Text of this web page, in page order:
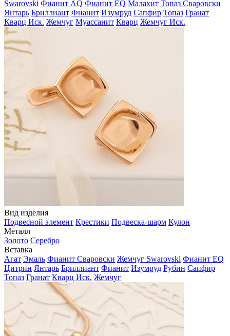
Swarovski Фианит AQ Фианит EQ Малахит Топаз Сваровски
Янтарь Бриллиант Фианит Изумруд Сапфир Топаз Гранат
Кварц Иск. Жемчуг Муассанит Кварц Жемчуг Иск.
Вид изделия
Подвесной элемент Крестики Подвеска-шарм Кулон
Металл
Золото Серебро
Вставка
Агат Эмаль Фианит Сваровски Жемчуг Swarovski Фианит EQ
Цитрин Янтарь Бриллиант Фианит Изумруд Рубин Сапфир
Топаз Гранат Кварц Иск. Жемчуг